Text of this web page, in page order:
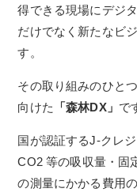
得できる現場にデジ
だけでなく新たなビ
す。
その取り組みのひと
向けた
「森林DX」 で
国が認証するJ-クレ
CO2 等の吸収量・固
の測量にかかる費用